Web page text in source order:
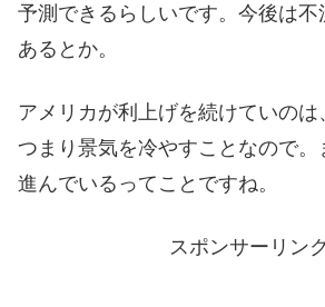
予測できるらしいです。今後は
あるとか。
アメリカが利上げを続けていのは
つまり景気を冷やすことなので。
進んでいるってことですね。
スポンサーリンク